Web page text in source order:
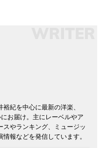
紀を中心に最新の洋楽、
お届け。主にレーベルやア
やランキング、ミュージッ
報などを発信しています。